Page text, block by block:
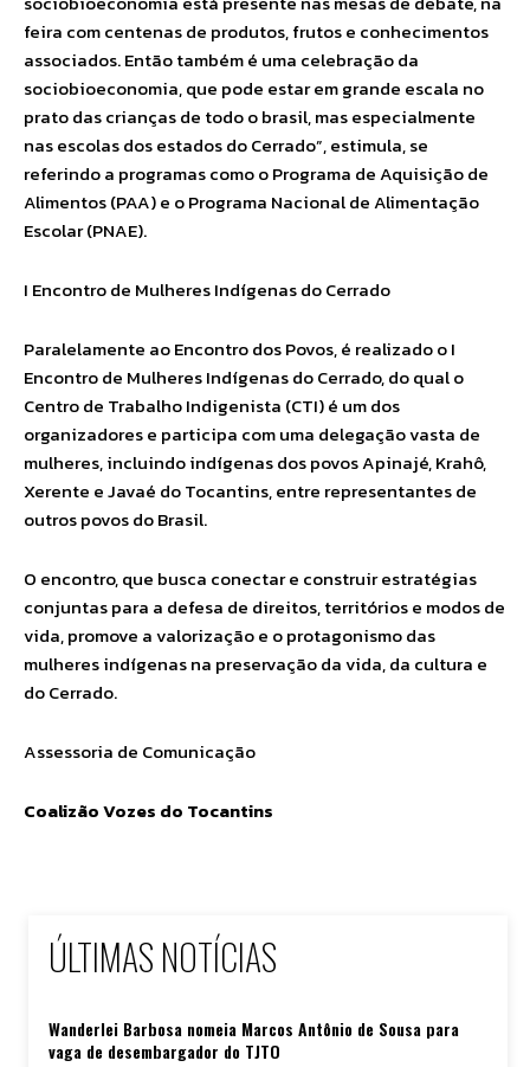
feira com centenas de produtos, frutos e conhecimentos
associados. Então também é uma celebração da
sociobioeconomia, que pode estar em grande escala no
prato das crianças de todo o brasil, mas especialmente
nas escolas dos estados do Cerrado”, estimula, se
referindo a programas como o Programa de Aquisição de
Alimentos (PAA) e o Programa Nacional de Alimentação
Escolar (PNAE).
I Encontro de Mulheres Indígenas do Cerrado
Paralelamente ao Encontro dos Povos, é realizado o I
Encontro de Mulheres Indígenas do Cerrado, do qual o
Centro de Trabalho Indigenista (CTI) é um dos
organizadores e participa com uma delegação vasta de
mulheres, incluindo indígenas dos povos Apinajé, Krahô,
Xerente e Javaé do Tocantins, entre representantes de
outros povos do Brasil.
O encontro, que busca conectar e construir estratégias
conjuntas para a defesa de direitos, territórios e modos de
vida, promove a valorização e o protagonismo das
mulheres indígenas na preservação da vida, da cultura e
do Cerrado.
Assessoria de Comunicação
Coalizão Vozes do Tocantins
ÚLTIMAS NOTÍCIAS
Wanderlei Barbosa nomeia Marcos Antônio de Sousa para
vaga de desembargador do TJTO